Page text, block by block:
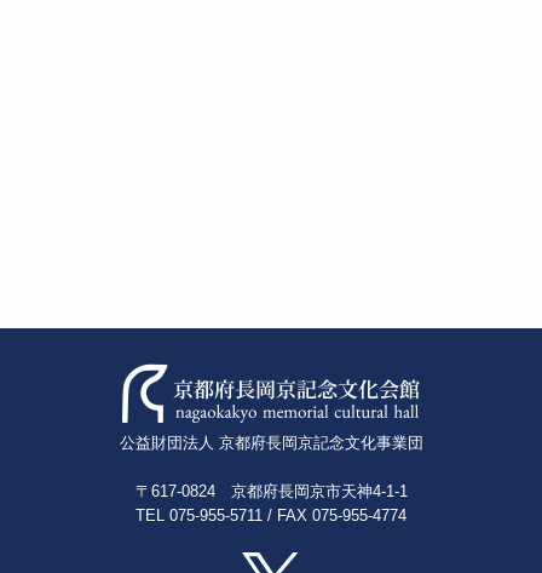
公益財団法人 京都府長岡京記念文化事業団
〒617-0824 京都府長岡京市天神4-1-1
TEL 075-955-5711 / FAX 075-955-4774